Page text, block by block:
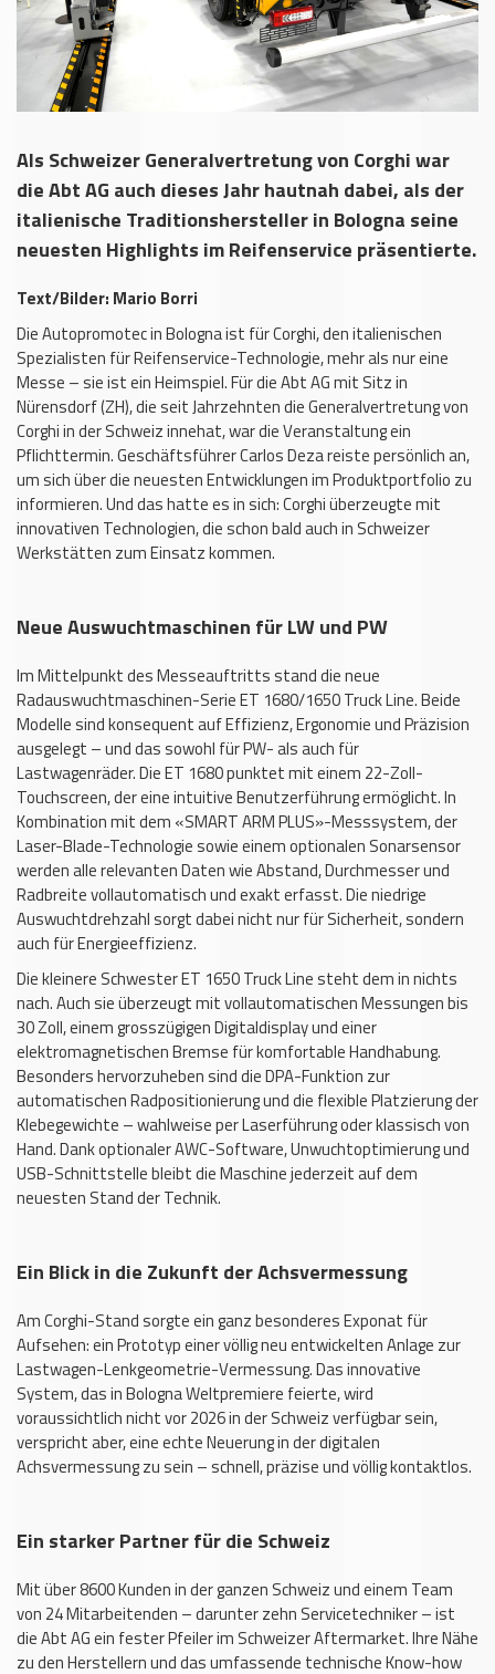
Als Schweizer Generalvertretung von Corghi war
die Abt AG auch dieses Jahr hautnah dabei, als der
italienische Traditionshersteller in Bologna seine
neuesten Highlights im Reifenservice präsentierte.
Text/Bilder: Mario Borri
Die Autopromotec in Bologna ist für Corghi, den italienischen
Spezialisten für Reifenservice-Technologie, mehr als nur eine
Messe – sie ist ein Heimspiel. Für die Abt AG mit Sitz in
Nürensdorf (ZH), die seit Jahrzehnten die Generalvertretung von
Corghi in der Schweiz innehat, war die Veranstaltung ein
Pflichttermin. Geschäftsführer Carlos Deza reiste persönlich an,
um sich über die neuesten Entwicklungen im Produktportfolio zu
informieren. Und das hatte es in sich: Corghi überzeugte mit
innovativen Technologien, die schon bald auch in Schweizer
Werkstätten zum Einsatz kommen.
Neue Auswuchtmaschinen für LW und PW
Im Mittelpunkt des Messeauftritts stand die neue
Radauswuchtmaschinen-Serie ET 1680/1650 Truck Line. Beide
Modelle sind konsequent auf Effizienz, Ergonomie und Präzision
ausgelegt – und das sowohl für PW- als auch für
Lastwagenräder. Die ET 1680 punktet mit einem 22-Zoll-
Touchscreen, der eine intuitive Benutzerführung ermöglicht. In
Kombination mit dem «SMART ARM PLUS»-Messsystem, der
Laser-Blade-Technologie sowie einem optionalen Sonarsensor
werden alle relevanten Daten wie Abstand, Durchmesser und
Radbreite vollautomatisch und exakt erfasst. Die niedrige
Auswuchtdrehzahl sorgt dabei nicht nur für Sicherheit, sondern
auch für Energieeffizienz.
Die kleinere Schwester ET 1650 Truck Line steht dem in nichts
nach. Auch sie überzeugt mit vollautomatischen Messungen bis
30 Zoll, einem grosszügigen Digitaldisplay und einer
elektromagnetischen Bremse für komfortable Handhabung.
Besonders hervorzuheben sind die DPA-Funktion zur
automatischen Radpositionierung und die flexible Platzierung der
Klebegewichte – wahlweise per Laserführung oder klassisch von
Hand. Dank optionaler AWC-Software, Unwuchtoptimierung und
USB-Schnittstelle bleibt die Maschine jederzeit auf dem
neuesten Stand der Technik.
Ein Blick in die Zukunft der Achsvermessung
Am Corghi-Stand sorgte ein ganz besonderes Exponat für
Aufsehen: ein Prototyp einer völlig neu entwickelten Anlage zur
Lastwagen-Lenkgeometrie-Vermessung. Das innovative
System, das in Bologna Weltpremiere feierte, wird
voraussichtlich nicht vor 2026 in der Schweiz verfügbar sein,
verspricht aber, eine echte Neuerung in der digitalen
Achsvermessung zu sein – schnell, präzise und völlig kontaktlos.
Ein starker Partner für die Schweiz
Mit über 8600 Kunden in der ganzen Schweiz und einem Team
von 24 Mitarbeitenden – darunter zehn Servicetechniker – ist
die Abt AG ein fester Pfeiler im Schweizer Aftermarket. Ihre Nähe
zu den Herstellern und das umfassende technische Know-how